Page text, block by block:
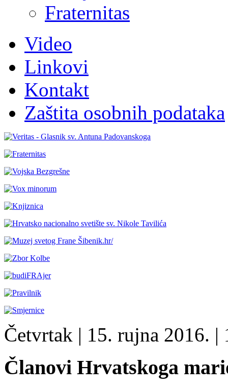
Fraternitas
Video
Linkovi
Kontakt
Zaštita osobnih podataka
Četvrtak | 15. rujna 2016. |
Članovi Hrvatskoga